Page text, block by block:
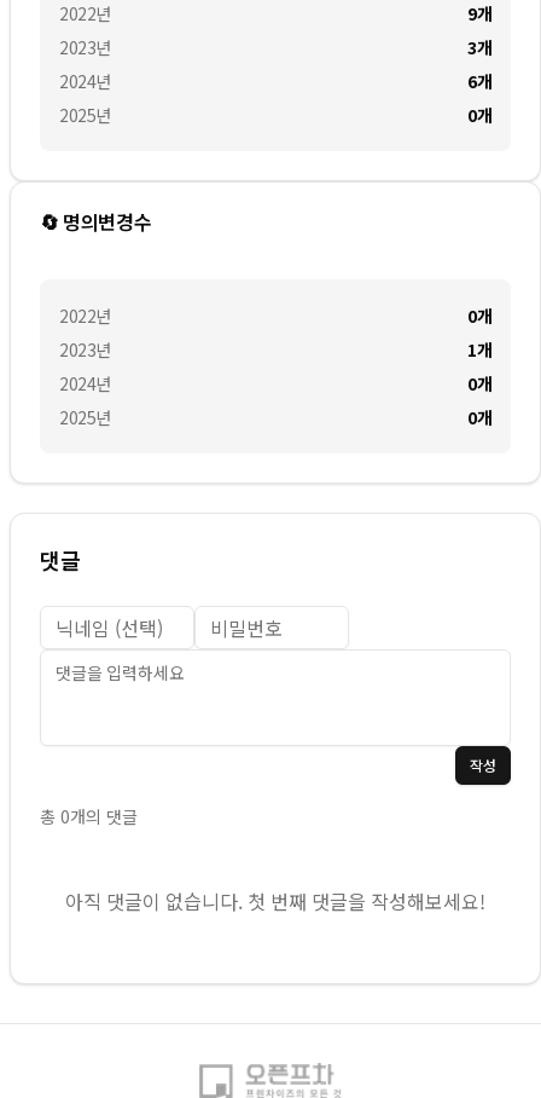
2022년
2023년
2024년
2025년
9개
3개
6개
0개
🔄 명의변경수
2022년
2023년
2024년
2025년
0개
1개
0개
0개
댓글
작성
총 0개의 댓글
아직 댓글이 없습니다. 첫 번째 댓글을 작성해보세요!